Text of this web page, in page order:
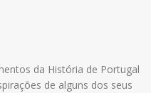
da História de Portugal
de alguns dos seus